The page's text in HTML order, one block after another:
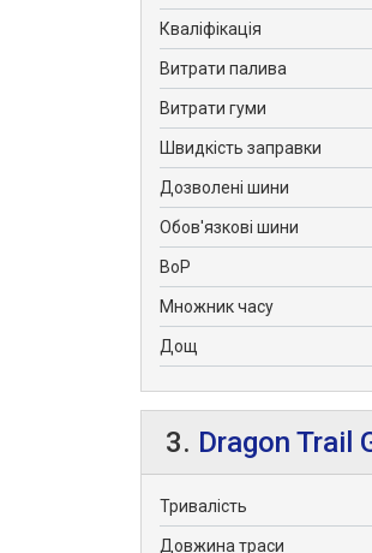
Кваліфікація
Витрати палива
Витрати гуми
Швидкість заправки
Дозволені шини
Обов'язкові шини
BoP
Множник часу
Дощ
3. Dragon Trail
Тривалість
Довжина траси